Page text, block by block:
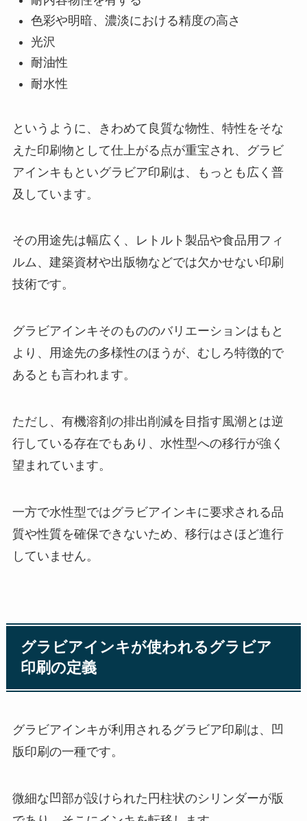
色彩や明暗、濃淡における精度の高さ
光沢
耐油性
耐水性
というように、きわめて良質な物性、特性をそな
えた印刷物として仕上がる点が重宝され、グラビ
アインキもといグラビア印刷は、もっとも広く普
及しています。
その用途先は幅広く、レトルト製品や食品用フィ
ルム、建築資材や出版物などでは欠かせない印刷
技術です。
グラビアインキそのもののバリエーションはもと
より、用途先の多様性のほうが、むしろ特徴的で
あるとも言われます。
ただし、有機溶剤の排出削減を目指す風潮とは逆
行している存在でもあり、水性型への移行が強く
望まれています。
一方で水性型ではグラビアインキに要求される品
質や性質を確保できないため、移行はさほど進行
していません。
グラビアインキが使われるグラビア
印刷の定義
グラビアインキが利用されるグラビア印刷は、凹
版印刷の一種です。
微細な凹部が設けられた円柱状のシリンダーが版